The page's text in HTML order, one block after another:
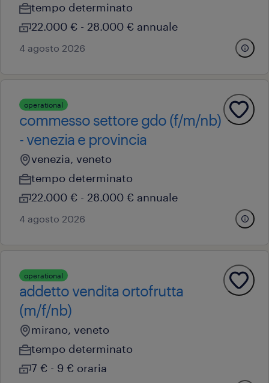
tempo determinato
22.000 € - 28.000 € annuale
4 agosto 2026
operational
commesso settore gdo (f/m/nb)
- venezia e provincia
venezia, veneto
tempo determinato
22.000 € - 28.000 € annuale
4 agosto 2026
operational
addetto vendita ortofrutta
(m/f/nb)
mirano, veneto
tempo determinato
7 € - 9 € oraria